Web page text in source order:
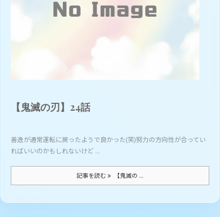
【鬼滅の刃】24話
善逸が通常運転に戻ったようで良かった(笑)努力の方向性が合ってい
ればいいのかもしれないけど ...
記事を読む 【鬼滅の ...